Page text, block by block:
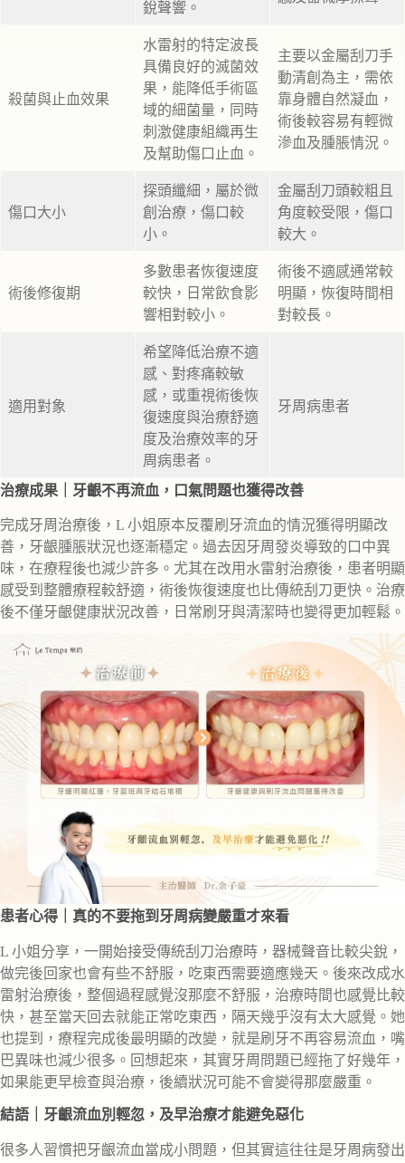
銳聲響。
殺菌與止血效果
水雷射的特定波長
具備良好的滅菌效
果，能降低手術區
域的細菌量，同時
刺激健康組織再生
及幫助傷口止血。
主要以金屬刮刀手
動清創為主，需依
靠身體自然凝血，
術後較容易有輕微
滲血及腫脹情況。
傷口大小
探頭纖細，屬於微
創治療，傷口較
小。
金屬刮刀頭較粗且
角度較受限，傷口
較大。
術後修復期
多數患者恢復速度
較快，日常飲食影
響相對較小。
術後不適感通常較
明顯，恢復時間相
對較長。
適用對象
希望降低治療不適
感、對疼痛較敏
感，或重視術後恢
復速度與治療舒適
度及治療效率的牙
周病患者。
牙周病患者
治療成果｜牙齦不再流血，口氣問題也獲得改善
完成牙周治療後，L 小姐原本反覆刷牙流血的情況獲得明顯改
善，牙齦腫脹狀況也逐漸穩定。過去因牙周發炎導致的口中異
味，在療程後也減少許多。尤其在改用水雷射治療後，患者明顯
感受到整體療程較舒適，術後恢復速度也比傳統刮刀更快。治療
後不僅牙齦健康狀況改善，日常刷牙與清潔時也變得更加輕鬆。
患者心得｜真的不要拖到牙周病變嚴重才來看
L 小姐分享，一開始接受傳統刮刀治療時，器械聲音比較尖銳，
做完後回家也會有些不舒服，吃東西需要適應幾天。後來改成水
雷射治療後，整個過程感覺沒那麼不舒服，治療時間也感覺比較
快，甚至當天回去就能正常吃東西，隔天幾乎沒有太大感覺。她
也提到，療程完成後最明顯的改變，就是刷牙不再容易流血，嘴
巴異味也減少很多。回想起來，其實牙周問題已經拖了好幾年，
如果能更早檢查與治療，後續狀況可能不會變得那麼嚴重。
結語｜牙齦流血別輕忽，及早治療才能避免惡化
很多人習慣把牙齦流血當成小問題，但其實這往往是牙周病發出